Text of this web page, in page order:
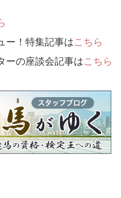
ー！特集記事はこちら
ーの座談会記事はこちら